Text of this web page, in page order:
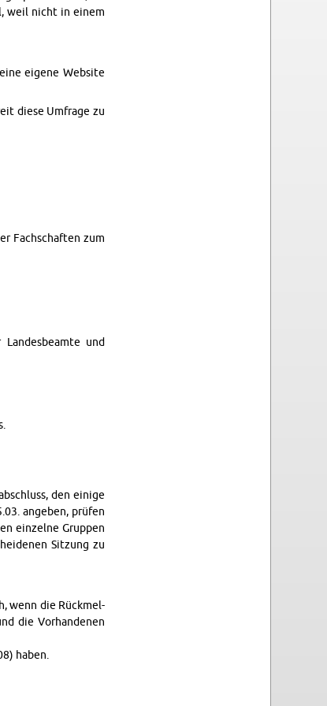
weil nicht in einem
eigene Web­site
diese Um­frage zu
Fach­schaften zum
und
den einige
angeben, prüfen
einzelne Grup­pen
Sitzung zu
wenn die Rück­mel­
die Vorhan­de­nen
haben.